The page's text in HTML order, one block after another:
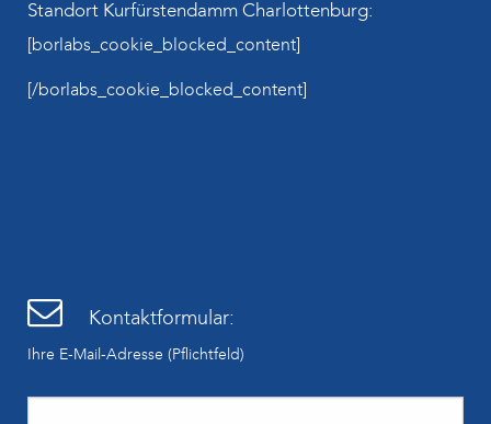
Standort Kurfürstendamm Charlottenburg:
[borlabs_cookie_blocked_content]
[/borlabs_cookie_blocked_content]
Kontaktformular:
Ihre E-Mail-Adresse (Pflichtfeld)